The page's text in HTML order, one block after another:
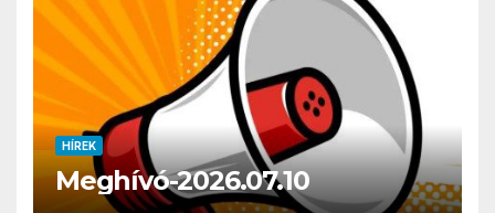
HÍREK
Meghívó-2026.07.10